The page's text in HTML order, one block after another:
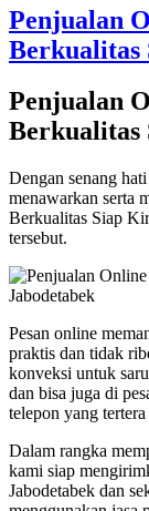
Penjualan
Berkualitas
Penjualan
Berkualitas
Dengan senang
menawarkan serta
Berkualitas Siap
tersebut.
Pesan online
praktis dan tidak
konveksi untuk
dan bisa juga di
telepon yang
Dalam rangka
kami siap
Jabodetabek dan